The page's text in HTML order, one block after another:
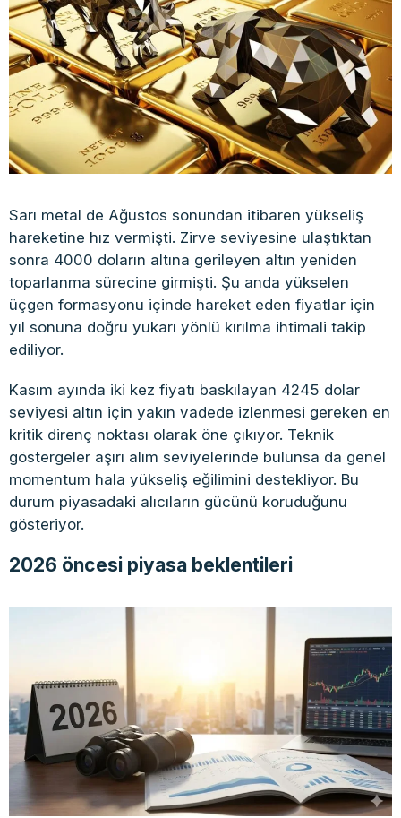
Sarı metal de Ağustos sonundan itibaren yükseliş
hareketine hız vermişti. Zirve seviyesine ulaştıktan
sonra 4000 doların altına gerileyen altın yeniden
toparlanma sürecine girmişti. Şu anda yükselen
üçgen formasyonu içinde hareket eden fiyatlar için
yıl sonuna doğru yukarı yönlü kırılma ihtimali takip
ediliyor.
Kasım ayında iki kez fiyatı baskılayan 4245 dolar
seviyesi altın için yakın vadede izlenmesi gereken en
kritik direnç noktası olarak öne çıkıyor. Teknik
göstergeler aşırı alım seviyelerinde bulunsa da genel
momentum hala yükseliş eğilimini destekliyor. Bu
durum piyasadaki alıcıların gücünü koruduğunu
gösteriyor.
2026 öncesi piyasa beklentileri